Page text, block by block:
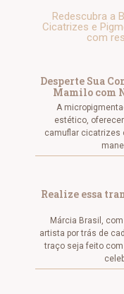
Redescubra a
Cicatrizes e
com
Desperte Sua
Mamilo com
A
estético,
camuflar cicatrizes
Realize essa
Márcia Brasil,
artista por trás de
traço seja feito